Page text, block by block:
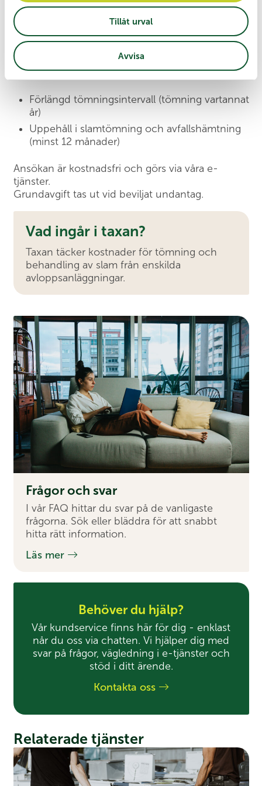
Tillåt urval
Avvisa
kontaktar vår entreprenör Värends Miljö:
0470-78 88 48
Undantag
Förlängd tömningsintervall (tömning vartannat
år)
Uppehåll i slamtömning och avfallshämtning
(minst 12 månader)
Ansökan är kostnadsfri och görs via våra e-
tjänster.
Grundavgift tas ut vid beviljat undantag.
Vad ingår i taxan?
Taxan täcker kostnader för tömning och
behandling av slam från enskilda
avloppsanläggningar.
Frågor och svar
I vår FAQ hittar du svar på de vanligaste
frågorna. Sök eller bläddra för att snabbt
hitta rätt information.
Läs mer
Behöver du hjälp?
Vår kundservice finns här för dig - enklast
når du oss via chatten. Vi hjälper dig med
svar på frågor, vägledning i e-tjänster och
stöd i ditt ärende.
Kontakta oss
Relaterade tjänster